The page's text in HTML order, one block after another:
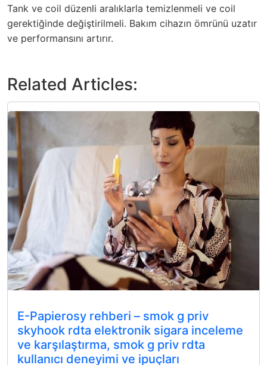
Tank ve coil düzenli aralıklarla temizlenmeli ve coil
gerektiğinde değiştirilmeli. Bakım cihazın ömrünü uzatır
ve performansını artırır.
Related Articles:
E-Papierosy rehberi – smok g priv
skyhook rdta elektronik sigara inceleme
ve karşılaştırma, smok g priv rdta
kullanıcı deneyimi ve ipuçları